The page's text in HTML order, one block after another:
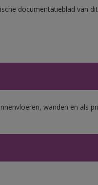
documentatieblad van
wanden en als